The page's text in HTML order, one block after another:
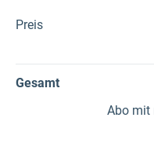
Preis
Gesamt
Abo mit